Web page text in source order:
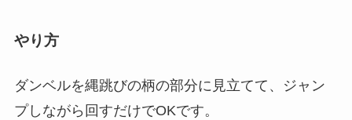
やり方
ダンベルを縄跳びの柄の部分に見立てて、ジャン
プしながら回すだけでOKです。